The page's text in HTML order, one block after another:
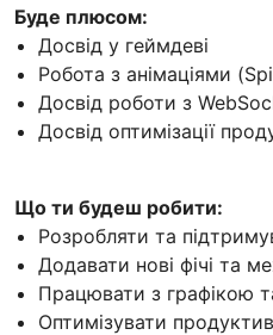
Буде плюсом:
Досвід у геймдеві
Робота з анімаціями
Досвід роботи з
Досвід оптимізації
Що ти будеш робити:
Розробляти та
Додавати нові фічі та
Працювати з графікою
Оптимізувати